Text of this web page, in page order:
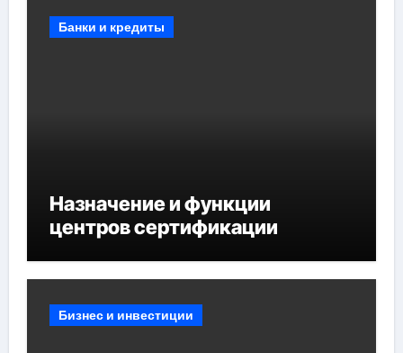
Банки и кредиты
Назначение и функции
центров сертификации
Бизнес и инвестиции